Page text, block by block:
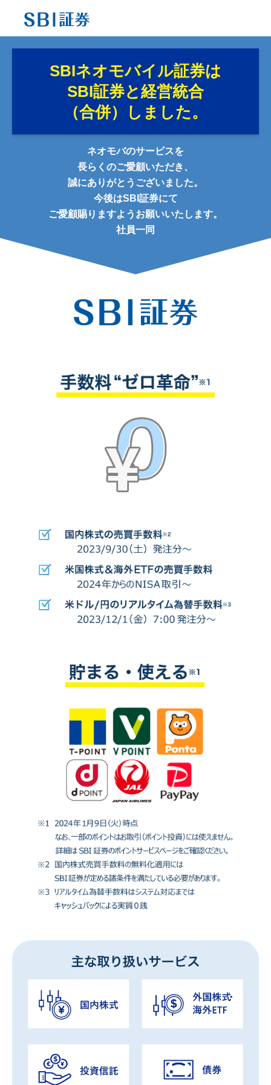
SBIネオモバイル証券は
SBI証券と経営統合
（合併）しました。
ネオモバのサービスを
長らくのご愛顧いただき、
誠にありがとうございました。
今後はSBI証券にて
ご愛顧賜りますようお願いいたします。
社員一同